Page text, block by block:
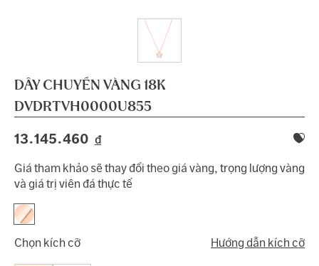
DÂY CHUYỀN VÀNG 18K
DVDRTVH0000U855
13.145.460 đ
Giá tham khảo sẽ thay đổi theo giá vàng, trọng lượng vàng
và giá trị viên đá thực tế
Chọn kích cỡ Hướng dẫn kích cỡ